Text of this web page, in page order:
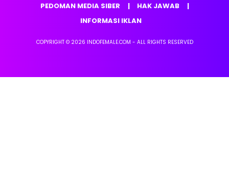
PEDOMAN MEDIA SIBER
HAK JAWAB
INFORMASI IKLAN
COPYRIGHT © 2026 INDOFEMALE.COM - ALL RIGHTS RESERVED